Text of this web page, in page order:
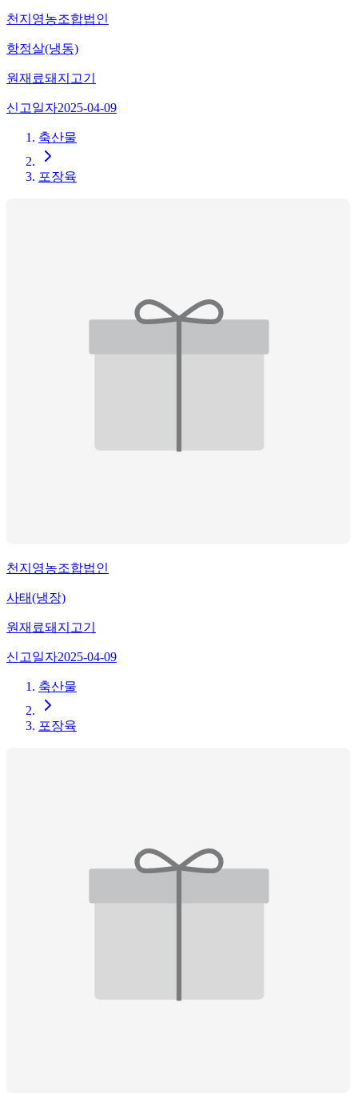
천지영농조합법인
항정살(냉동)
원재료돼지고기
신고일자2025-04-09
축산물
포장육
천지영농조합법인
사태(냉장)
원재료돼지고기
신고일자2025-04-09
축산물
포장육